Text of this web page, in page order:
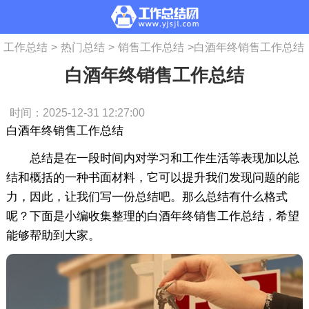
工作总结 > 热门总结 > 销售工作总结 >白酒年终销售工作总结
白酒年终销售工作总结
时间：2025-12-31 12:27:00
白酒年终销售工作总结
总结是在一段时间内对学习和工作生活等表现加以总
结和概括的一种书面材料，它可以提升我们发现问题的能
力，因此，让我们写一份总结吧。那么总结有什么格式
呢？下面是小编收集整理的白酒年终销售工作总结，希望
能够帮助到大家。